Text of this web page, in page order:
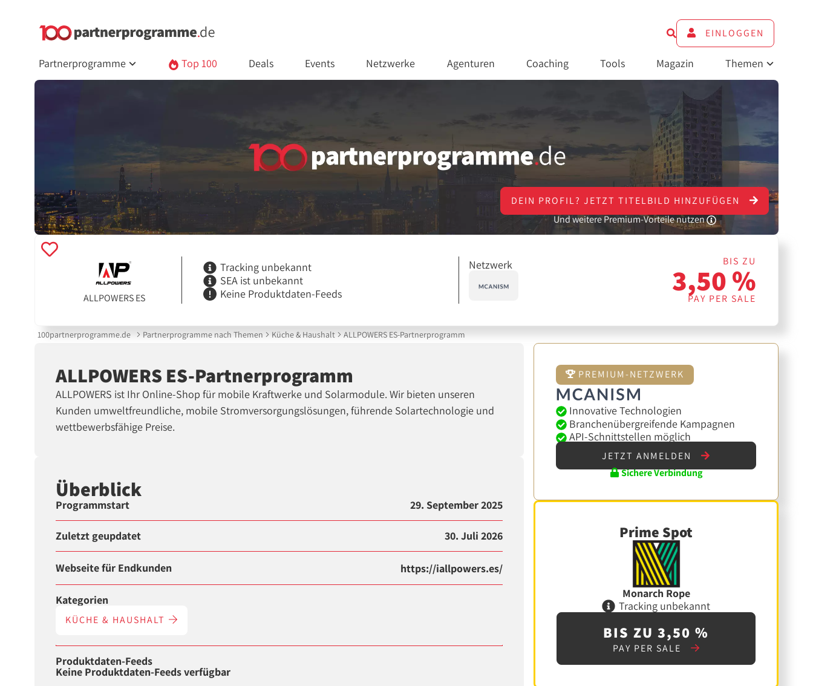
EINLOGGEN
Partnerprogramme Top 100 Deals Events Netzwerke Agenturen Coaching Tools Magazin Themen
DEIN PROFIL? JETZT TITELBILD HINZUFÜGEN
Und weitere Premium-Vorteile nutzen
ALLPOWERS ES
Tracking unbekannt
SEA ist unbekannt
Keine Produktdaten-Feeds
Netzwerk BIS ZU
3,50 %
PAY PER SALE
100partnerprogramme.de Partnerprogramme nach Themen Küche & Haushalt ALLPOWERS ES-Partnerprogramm
ALLPOWERS ES-Partnerprogramm
ALLPOWERS ist Ihr Online-Shop für mobile Kraftwerke und Solarmodule. Wir bieten unseren
Kunden umweltfreundliche, mobile Stromversorgungslösungen, führende Solartechnologie und
wettbewerbsfähige Preise.
Überblick
Programmstart 29. September 2025
Zuletzt geupdatet 30. Juli 2026
Webseite für Endkunden https://iallpowers.es/
Kategorien
KÜCHE & HAUSHALT
Produktdaten-Feeds
Keine Produktdaten-Feeds verfügbar
PREMIUM-NETZWERK
Innovative Technologien
Branchenübergreifende Kampagnen
API-Schnittstellen möglich
JETZT ANMELDEN
Sichere Verbindung
Prime Spot
Monarch Rope
Tracking unbekannt
BIS ZU 3,50 %
PAY PER SALE